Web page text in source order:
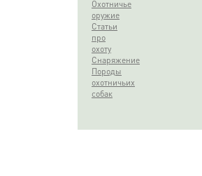
Охотничье
оружие
Статьи
про
охоту
Снаряжение
Породы
охотничьих
собак